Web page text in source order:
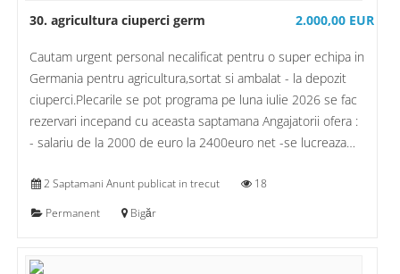
30. agricultura ciuperci germ 2.000,00 EUR
Cautam urgent personal necalificat pentru o super echipa in
Germania pentru agricultura,sortat si ambalat - la depozit
ciuperci.Plecarile se pot programa pe luna iulie 2026 se fac
rezervari incepand cu aceasta saptamana Angajatorii ofera :
- salariu de la 2000 de euro la 2400euro net -se lucreaza…
2 Saptamani Anunt publicat in trecut
18
Permanent
Bigăr